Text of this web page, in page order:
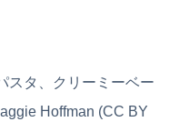
スタ、クリーミーベー
Hoffman (CC BY